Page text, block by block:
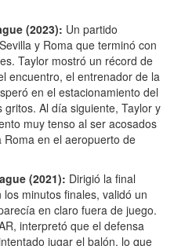
(2023): Un partido
y Roma que terminó con
Taylor mostró un récord de
encuentro, el entrenador de la
en el estacionamiento del
Al día siguiente, Taylor y
muy tenso al ser acosados
en el aeropuerto de
(2021): Dirigió la final
minutos finales, validó un
en claro fuera de juego.
interpretó que el defensa
jugar el balón, lo que